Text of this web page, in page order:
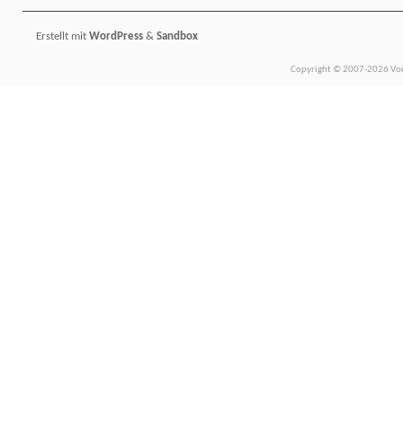
Erstellt mit WordPress & Sandbox
Copyright © 2007-2026